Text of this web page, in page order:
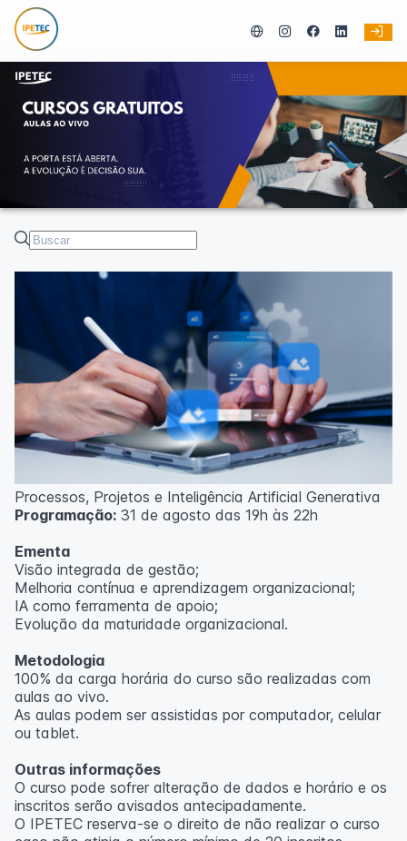
Processos, Projetos e Inteligência Artificial Generativa
Programação: 31 de agosto das 19h às 22h
Ementa
Visão integrada de gestão;
Melhoria contínua e aprendizagem organizacional;
IA como ferramenta de apoio;
Evolução da maturidade organizacional.
Metodologia
100% da carga horária do curso são realizadas com
aulas ao vivo.
As aulas podem ser assistidas por computador, celular
ou tablet.
Outras informações
O curso pode sofrer alteração de dados e horário e os
inscritos serão avisados ​​antecipadamente.
O IPETEC reserva-se o direito de não realizar o curso